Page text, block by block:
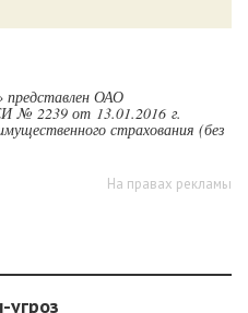
представлен ОАО
№ 2239 от 13.01.2016 г.
страхования (без
На правах рекламы
угроз